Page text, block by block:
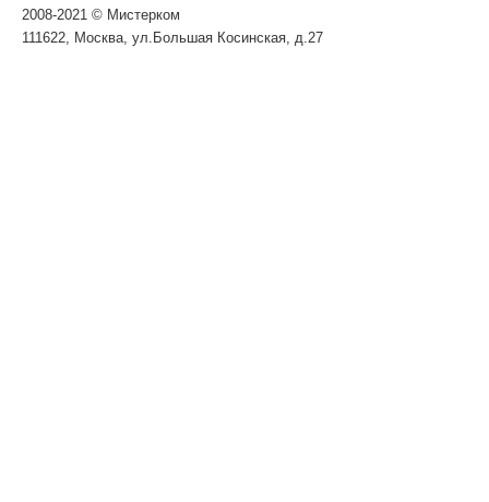
2008-2021 © Мистерком
111622, Москва, ул.Большая Косинская, д.27